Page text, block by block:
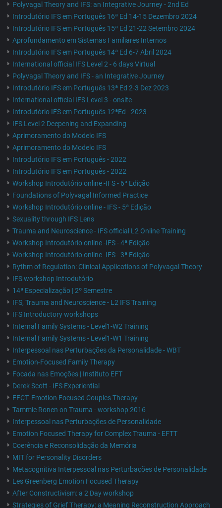
Polyvagal Theory and IFS: an Integrative Journey - 2nd Ed
Introdutório IFS em Português 16ª Ed 14-15 Dezembro 2024
Introdutório IFS em Português 15ª Ed 21-22 Setembro 2024
Aprofundamento em Sistemas Familiares Internos
Introdutório IFS em Português 14ª Ed 6-7 Abril 2024
International official IFS Level 2 - 6 days Virtual
Polyvagal Theory and IFS - an Integrative Journey
Introdutório IFS em Português 13ª Ed 2-3 Dez 2023
International official IFS Level 3 - onsite
Introdutório IFS em Português 12ªEd - 2023
IFS Level 2 Deepening and Expanding
Aprimoramento do Modelo IFS
Aprimoramento do Modelo IFS
Introdutório IFS em Português - 2022
Introdutório IFS em Português - 2022
Workshop Introdutório online -IFS - 6ª Edição
Foundations of Polyvagal Informed Practice
Workshop Introdutório online - IFS - 5ª Edição
Sexuality through IFS Lens
Trauma and Neuroscience - IFS official L2 Online Training
Workshop Introdutório online -IFS - 4ª Edição
Workshop Introdutório online -IFS - 3ª Edição
Rythm of Regulation: Clinical Applications of Polyvagal Theory
IFS workshop Introdutório
14ª Especialização | 2º Semestre
IFS, Trauma and Neuroscience - L2 IFS Training
IFS Introductory workshops
Internal Family Systems - Level1-W2 Training
Internal Family Systems - Level1-W1 Training
Interpessoal nas Perturbações da Personalidade - WBT
Emotion-Focused Family Therapy
Focada nas Emoções | Instituto EFT
Derek Scott - IFS Experiential
EFCT- Emotion Focused Couples Therapy
Tammie Ronen on Trauma - workshop 2016
Interpessoal nas Perturbações de Personalidade
Emotion Focused Therapy for Complex Trauma - EFTT
Coerência e Reconsolidação da Memória
MIT for Personality Disorders
Metacognitiva Interpessoal nas Perturbações de Personalidade
Les Greenberg Emotion Focused Therapy
After Constructivism: a 2 Day workshop
Strategies of Grief Therapy: a Meaning Reconstruction Approach